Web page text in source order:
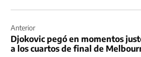
de
entradas
Anterior
Djokovic pegó en momentos
a los cuartos de final de